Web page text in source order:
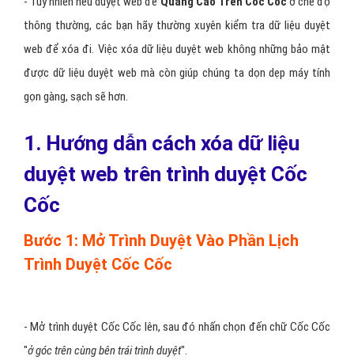
thông thường, các bạn hãy thường xuyên kiểm tra dữ liệu duyệt
web để xóa đi. Việc xóa dữ liệu duyệt web không những bảo mật
được dữ liệu duyệt web mà còn giúp chúng ta dọn dẹp máy tính
gọn gàng, sạch sẽ hơn.
1. Hướng dẫn cách xóa dữ liệu
duyệt web trên trình duyệt Cốc
Cốc
Bước 1: Mở Trình Duyệt Vào Phần Lịch
Trình Duyệt Cốc Cốc
- Mở trình duyệt Cốc Cốc lên, sau đó nhấn chọn đến chữ Cốc Cốc
"ở góc trên cùng bên trái trình duyệt".